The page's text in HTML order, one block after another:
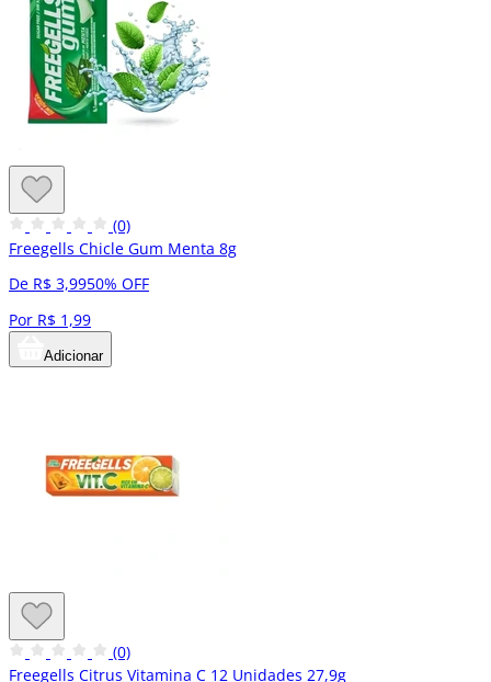
(0)
Freegells Chicle Gum Menta 8g
De R$ 3,9950% OFF
Por R$ 1,99
Adicionar
(0)
Freegells Citrus Vitamina C 12 Unidades 27,9g